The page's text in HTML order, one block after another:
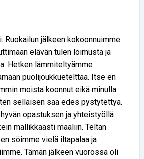
Ruokailun jälkeen kokoonnuimme
elävän tulen loimusta ja
Hetken lämmiteltyämme
puolijoukkuetelttaa. Itse en
moista koonnut eikä minulla
sellaisen saa edes pystytettyä.
opastuksen ja yhteistyöllä
mallikkaasti maaliin. Teltan
söimme vielä iltapalaa ja
Tämän jälkeen vuorossa oli